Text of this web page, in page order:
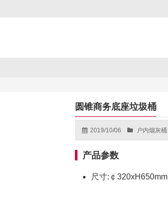
圆锥商务底座垃圾桶
2019/10/06 户内烟灰桶
产品参数
尺寸:￠320xH650mm